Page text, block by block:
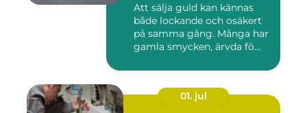
Att sälja guld kan kännas
både lockande och osäkert
på samma gång. Många har
gamla smycken, ärvda fö...
01. jul